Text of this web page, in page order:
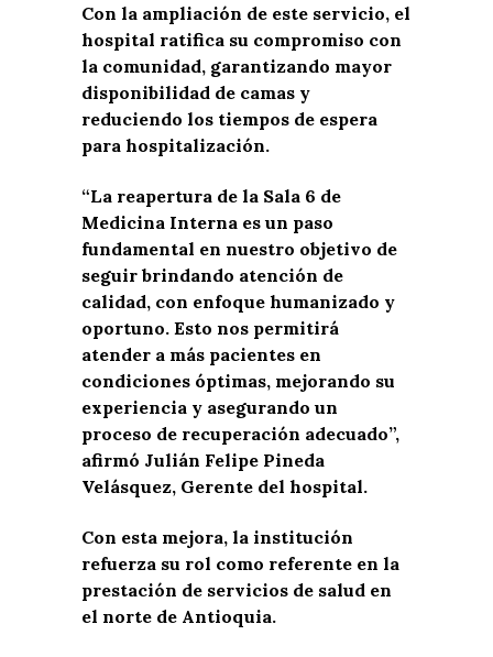
Con la ampliación de este servicio, el
hospital ratifica su compromiso con
la comunidad, garantizando mayor
disponibilidad de camas y
reduciendo los tiempos de espera
para hospitalización.
“La reapertura de la Sala 6 de
Medicina Interna es un paso
fundamental en nuestro objetivo de
seguir brindando atención de
calidad, con enfoque humanizado y
oportuno. Esto nos permitirá
atender a más pacientes en
condiciones óptimas, mejorando su
experiencia y asegurando un
proceso de recuperación adecuado”,
afirmó Julián Felipe Pineda
Velásquez, Gerente del hospital.
Con esta mejora, la institución
refuerza su rol como referente en la
prestación de servicios de salud en
el norte de Antioquia.